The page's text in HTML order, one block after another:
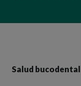
Salud bucodental